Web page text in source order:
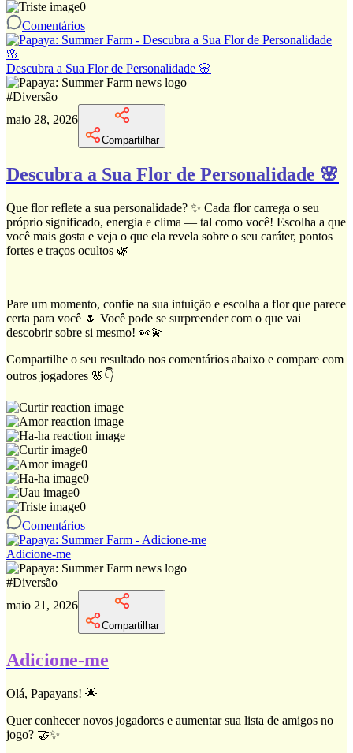
0
Comentários
Descubra a Sua Flor de Personalidade 🌸
#Diversão
maio 28, 2026
Compartilhar
Descubra a Sua Flor de Personalidade 🌸
Que flor reflete a sua personalidade? ✨ Cada flor carrega o seu
próprio significado, energia e clima — tal como você! Escolha a que
você mais gosta e veja o que ela revela sobre o seu caráter, pontos
fortes e traços ocultos 🌿
Pare um momento, confie na sua intuição e escolha a flor que parece
certa para você 🌷 Você pode se surpreender com o que vai
descobrir sobre si mesmo! 👀💫
Compartilhe o seu resultado nos comentários abaixo e compare com
outros jogadores 🌸👇
0
0
0
0
0
Comentários
Adicione-me
#Diversão
maio 21, 2026
Compartilhar
Adicione-me
Olá, Papayans! 🌟
Quer conhecer novos jogadores e aumentar sua lista de amigos no
jogo? 🤝✨